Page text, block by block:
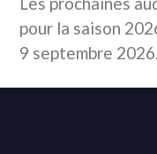
pour la saison
9 septembre